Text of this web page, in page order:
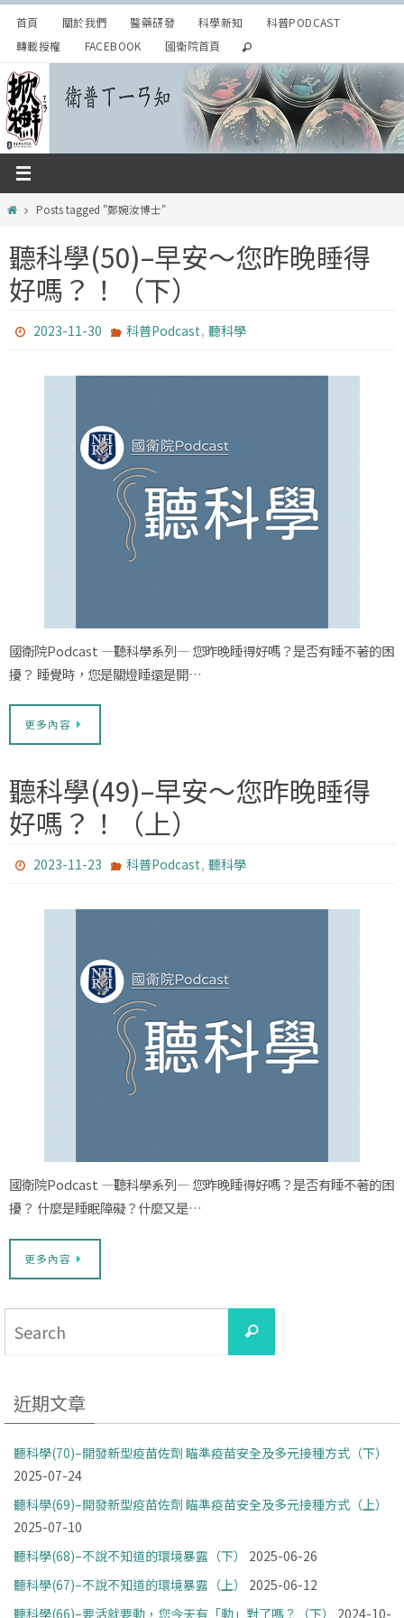
Skip
content
首頁 關於我們 醫藥研發 科學新知
科普PODCAST
轉載授權
FACEBOOK 國衛院首頁
HomePosts tagged "鄭婉汝博士"
聽科學(50)–早安～您昨晚睡得
好嗎？！（下）
2023-11-30 科普Podcast, 聽科學
國衛院Podcast —聽科學系列— 您昨晚睡得好嗎？是否有睡不著的困
擾？ 睡覺時，您是關燈睡還是開…
更多內容
聽科學(49)–早安～您昨晚睡得
好嗎？！（上）
2023-11-23 科普Podcast, 聽科學
國衛院Podcast —聽科學系列— 您昨晚睡得好嗎？是否有睡不著的困
擾？ 什麼是睡眠障礙？什麼又是…
更多內容
Search
近期文章
聽科學(70)–開發新型疫苗佐劑 瞄準疫苗安全及多元接種方式（下）
2025-07-24
聽科學(69)–開發新型疫苗佐劑 瞄準疫苗安全及多元接種方式（上）
2025-07-10
聽科學(68)–不說不知道的環境暴露（下）
2025-06-26
聽科學(67)–不說不知道的環境暴露（上）
2025-06-12
聽科學(66)–要活就要動，您今天有「動」對了嗎？（下）
2024-10-